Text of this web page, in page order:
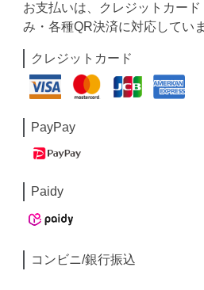
お支払いは、クレジットカー
み・各種QR決済に対応してい
クレジットカード
PayPay
Paidy
コンビニ/銀行振込